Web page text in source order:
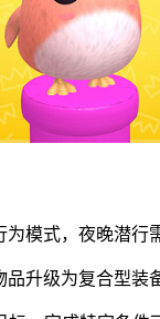
为模式，夜晚潜行
升级为复合型装